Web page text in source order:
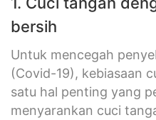
bersih
Untuk mencegah
(Covid-19), kebiasaan
satu hal penting yang
menyarankan cuci